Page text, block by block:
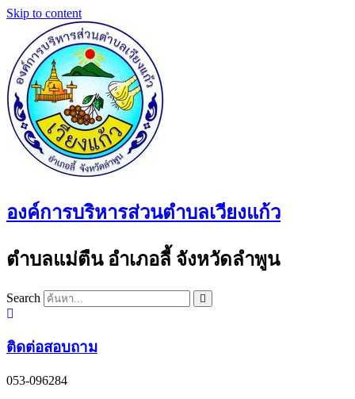
Skip to content
องค์การบริหารส่วนตำบลเวียงแก้ว
ตำบลแม่ตืน อำเภอลี้ จังหวัดลำพูน
Search
ติดต่อสอบถาม
053-096284